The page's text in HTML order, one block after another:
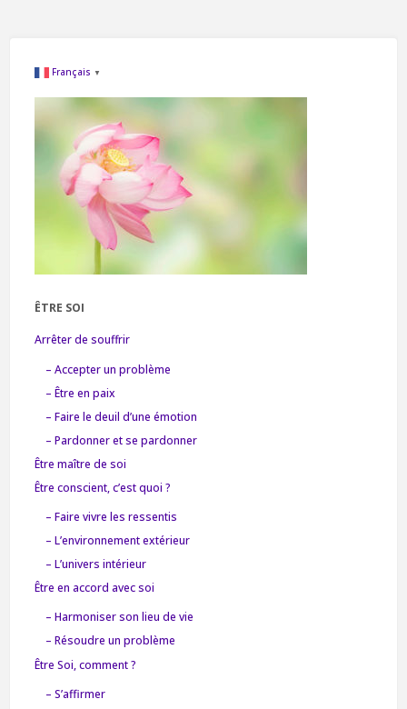
Français ▼
ÊTRE SOI
Arrêter de souffrir
– Accepter un problème
– Être en paix
– Faire le deuil d’une émotion
– Pardonner et se pardonner
Être maître de soi
Être conscient, c’est quoi ?
– Faire vivre les ressentis
– L’environnement extérieur
– L’univers intérieur
Être en accord avec soi
– Harmoniser son lieu de vie
– Résoudre un problème
Être Soi, comment ?
– S’affirmer